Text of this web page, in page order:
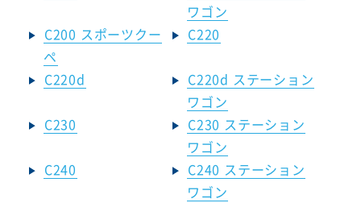
ワゴン
C200 スポーツクー
ペ
C220
C220d
C220d ステーション
ワゴン
C230
C230 ステーション
ワゴン
C240
C240 ステーション
ワゴン